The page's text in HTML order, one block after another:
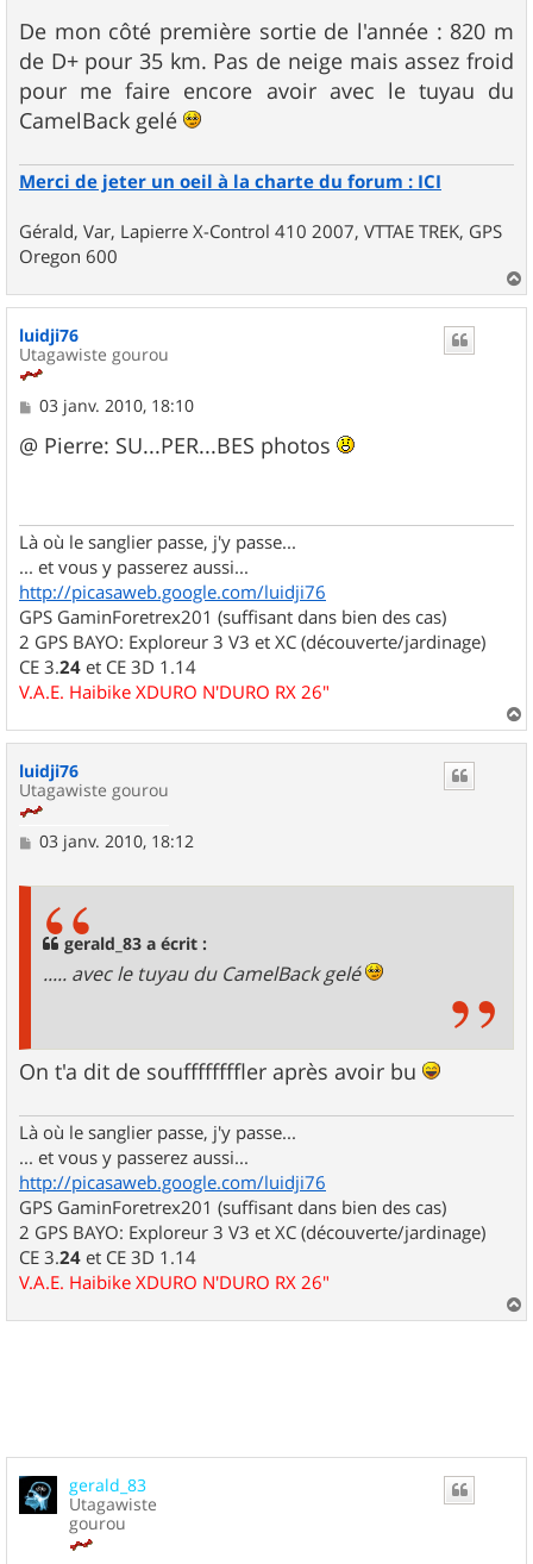
g
e
De mon côté première sortie de l'année : 820 m
de D+ pour 35 km. Pas de neige mais assez froid
pour me faire encore avoir avec le tuyau du
CamelBack gelé
Merci de jeter un oeil à la charte du forum : ICI
Gérald, Var, Lapierre X-Control 410 2007, VTTAE TREK, GPS
Oregon 600
a
luidji76
Utagawiste gourou
M
s
s
03 janv. 2010, 18:10
@ Pierre: SU...PER...BES photos
Là où le sanglier passe, j'y passe...
... et vous y passerez aussi...
http://picasaweb.google.com/luidji76
GPS GaminForetrex201 (suffisant dans bien des cas)
2 GPS BAYO: Exploreur 3 V3 et XC (découverte/jardinage)
CE 3.24 et CE 3D 1.14
V.A.E. Haibike XDURO N'DURO RX 26"
a
luidji76
Utagawiste gourou
M
03 janv. 2010, 18:12
gerald_83 a écrit :
..... avec le tuyau du CamelBack gelé
On t'a dit de souffffffffler après avoir bu
Là où le sanglier passe, j'y passe...
... et vous y passerez aussi...
http://picasaweb.google.com/luidji76
GPS GaminForetrex201 (suffisant dans bien des cas)
2 GPS BAYO: Exploreur 3 V3 et XC (découverte/jardinage)
CE 3.24 et CE 3D 1.14
V.A.E. Haibike XDURO N'DURO RX 26"
a
gerald_83
Utagawiste
gourou